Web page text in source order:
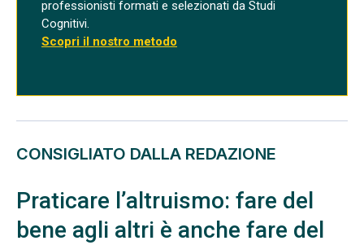
professionisti formati e selezionati da Studi
Cognitivi.
Scopri il nostro metodo
CONSIGLIATO DALLA REDAZIONE
Praticare l’altruismo: fare del
bene agli altri è anche fare del